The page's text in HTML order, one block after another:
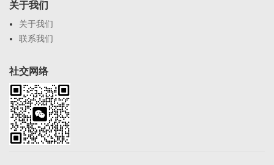
关于我们
关于我们
联系我们
社交网络